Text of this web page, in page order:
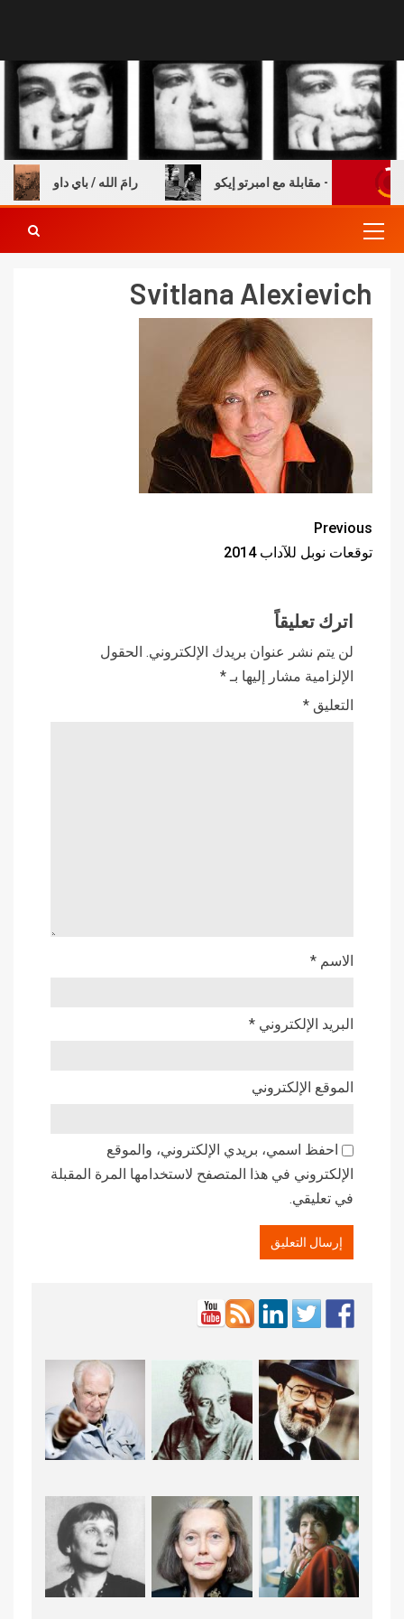
رامَ الله / باي داو والكتب – مقابلة مع امبرتو إيكو
Svitlana Alexievich
Previous
توقعات نوبل للآداب 2014
اترك تعليقاً
لن يتم نشر عنوان بريدك الإلكتروني. الحقول
الإلزامية مشار إليها بـ*
التعليق *
الاسم *
البريد الإلكتروني *
الموقع الإلكتروني
احفظ اسمي، بريدي الإلكتروني، والموقع
الإلكتروني في هذا المتصفح لاستخدامها المرة المقبلة
في تعليقي.